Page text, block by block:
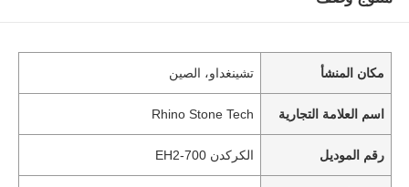
مكان المنشأ تشينغداو، الصين
اسم العلامة التجارية Rhino Stone Tech
رقم الموديل الكركدن 700-EH2